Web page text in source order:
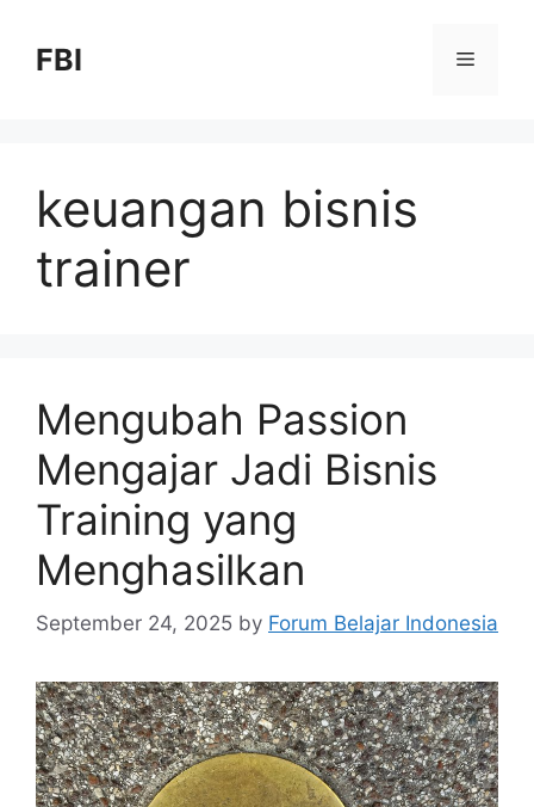
FBI
keuangan bisnis
trainer
Mengubah Passion
Mengajar Jadi Bisnis
Training yang
Menghasilkan
September 24, 2025 by Forum Belajar Indonesia